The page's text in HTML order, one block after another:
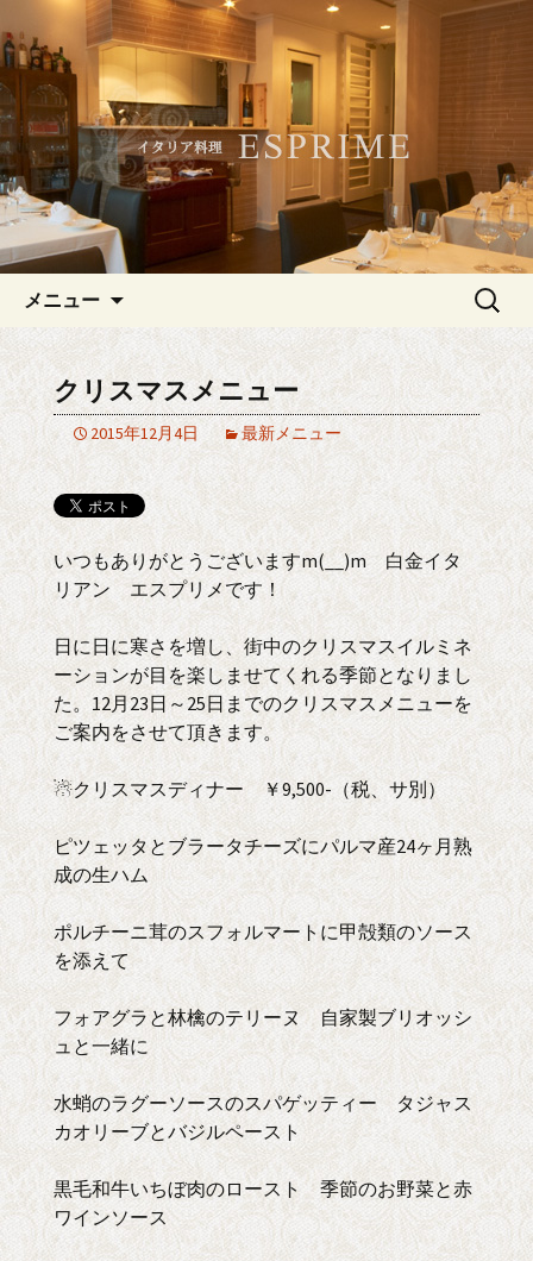
白金・広尾のイタリアン
「ESPRIME（エスプリメ）」
記念日やデートにおすすめ、白金・広
尾のイタリアン「ESPRIME（エスプリ
メ）」
メニュー
検
クリスマスメニュー
2015年12月4日 最新メニュー
いつもありがとうございますm(__)m 白金イタ
リアン エスプリメです！
日に日に寒さを増し、街中のクリスマスイルミネ
ーションが目を楽しませてくれる季節となりまし
た。12月23日～25日までのクリスマスメニューを
ご案内をさせて頂きます。
☃クリスマスディナー ￥9,500-（税、サ別）
ピツェッタとブラータチーズにパルマ産24ヶ月熟
成の生ハム
ポルチーニ茸のスフォルマートに甲殻類のソース
を添えて
フォアグラと林檎のテリーヌ 自家製ブリオッシ
ュと一緒に
水蛸のラグーソースのスパゲッティー タジャス
カオリーブとバジルペースト
黒毛和牛いちぼ肉のロースト 季節のお野菜と赤
ワインソース